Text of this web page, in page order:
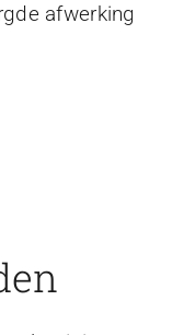
afwerking